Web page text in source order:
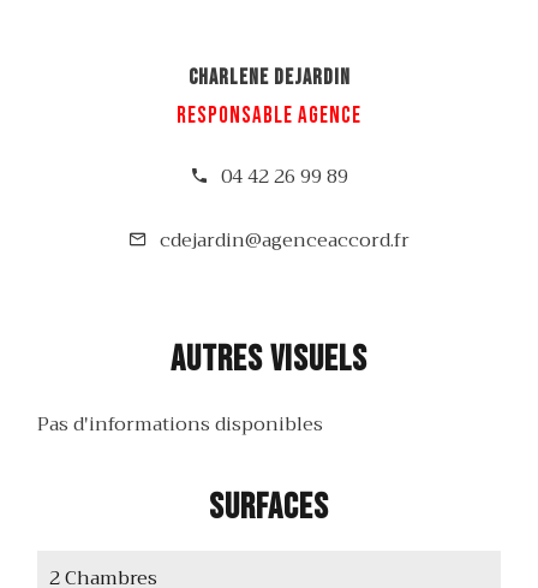
Charlene DEJARDIN
Responsable agence
04 42 26 99 89
cdejardin@agenceaccord.fr
Autres visuels
Pas d'informations disponibles
Surfaces
2 Chambres